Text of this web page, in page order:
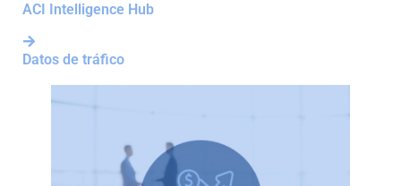
ACI Intelligence Hub
Datos de tráfico